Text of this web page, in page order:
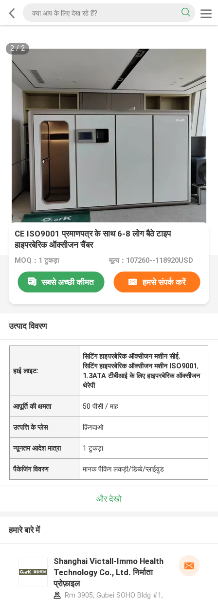
2/2
CE ISO9001 प्रमाणपत्र के साथ 6-8 लोग बैठे टाइप
हाइपरबेरिक ऑक्सीजन चैंबर
MOQ：1 टुकड़ा मूल्य：107260--118920USD
सबसे अच्छी कीमत हमसे संपर्क करें
उत्पाद विवरण
हाई लाइट:
सिटिंग हाइपरबेरिक ऑक्सीजन मशीन सीई,
सिटिंग हाइपरबेरिक ऑक्सीजन मशीन ISO9001,
1.3ATA टीबीआई के लिए हाइपरबेरिक ऑक्सीजन
थेरेपी
आपूर्ति की क्षमता 50 पीसी / माह
उत्पत्ति के प्लेस क़िंगदाओ
न्यूनतम आदेश मात्रा 1 टुकड़ा
पैकेजिंग विवरण मानक पैकिंग लकड़ी/डिब्बे/प्लाईवुड
और देखो
हमारे बारे में
Shanghai Victall-Immo Health
Technology Co., Ltd. निर्माता
प्रोफ़ाइल
Rm 3905, Gubei SOHO Bldg #1,